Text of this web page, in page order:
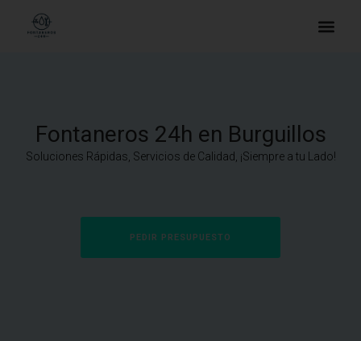
Fontaneros 24h en Burguillos
Soluciones Rápidas, Servicios de Calidad, ¡Siempre a tu Lado!
PEDIR PRESUPUESTO